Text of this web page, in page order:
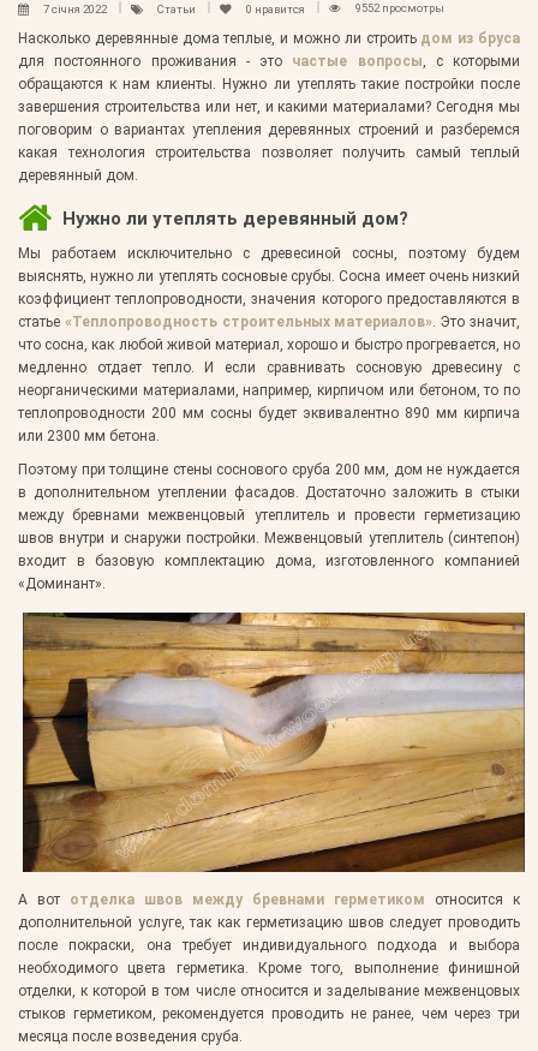
7 січня 2022 Статьи 0 нравится 9552 просмотры
Насколько деревянные дома теплые, и можно ли строить дом из бруса
для постоянного проживания - это частые вопросы, с которыми
обращаются к нам клиенты. Нужно ли утеплять такие постройки после
завершения строительства или нет, и какими материалами? Сегодня мы
поговорим о вариантах утепления деревянных строений и разберемся
какая технология строительства позволяет получить самый теплый
деревянный дом.
Нужно ли утеплять деревянный дом?
Мы работаем исключительно с древесиной сосны, поэтому будем
выяснять, нужно ли утеплять сосновые срубы. Сосна имеет очень низкий
коэффициент теплопроводности, значения которого предоставляются в
статье «Теплопроводность строительных материалов» . Это значит,
что сосна, как любой живой материал, хорошо и быстро прогревается, но
медленно отдает тепло. И если сравнивать сосновую древесину с
неорганическими материалами, например, кирпичом или бетоном, то по
теплопроводности 200 мм сосны будет эквивалентно 890 мм кирпича
или 2300 мм бетона.
Поэтому при толщине стены соснового сруба 200 мм, дом не нуждается
в дополнительном утеплении фасадов. Достаточно заложить в стыки
между бревнами межвенцовый утеплитель и провести герметизацию
швов внутри и снаружи постройки. Межвенцовый утеплитель (синтепон)
входит в базовую комплектацию дома, изготовленного компанией
«Доминант».
А вот отделка швов между бревнами герметиком относится к
дополнительной услуге, так как герметизацию швов следует проводить
после покраски, она требует индивидуального подхода и выбора
необходимого цвета герметика. Кроме того, выполнение финишной
отделки, к которой в том числе относится и заделывание межвенцовых
стыков герметиком, рекомендуется проводить не ранее, чем через три
месяца после возведения сруба.